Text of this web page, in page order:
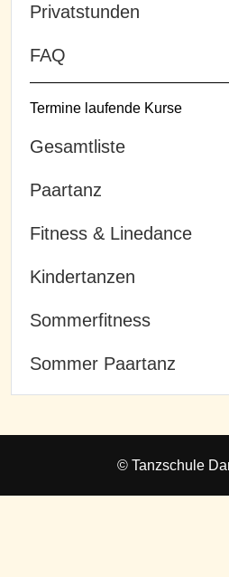
Privatstunden
FAQ
Termine laufende Kurse
Gesamtliste
Paartanz
Fitness & Linedance
Kindertanzen
Sommerfitness
Sommer Paartanz
© Tanzschule